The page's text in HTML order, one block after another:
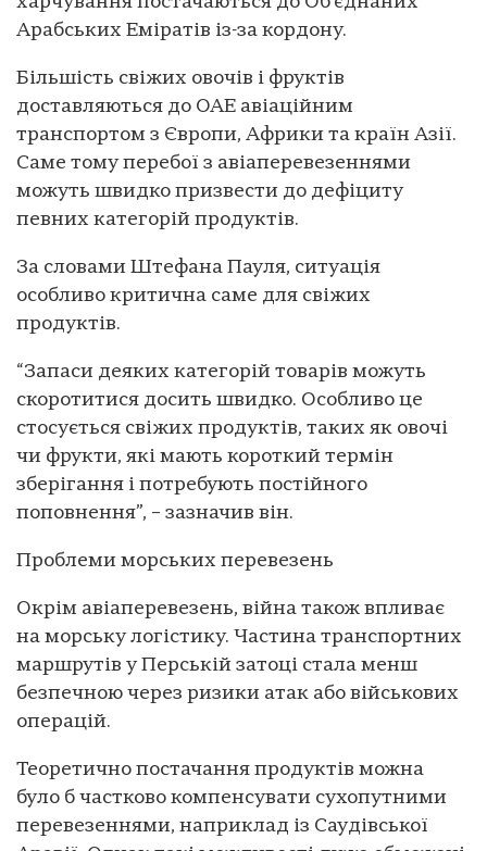
Арабських Еміратів із-за кордону.
Більшість свіжих овочів і фруктів
доставляються до ОАЕ авіаційним
транспортом з Європи, Африки та країн Азії.
Саме тому перебої з авіаперевезеннями
можуть швидко призвести до дефіциту
певних категорій продуктів.
За словами Штефана Пауля, ситуація
особливо критична саме для свіжих
продуктів.
“Запаси деяких категорій товарів можуть
скоротитися досить швидко. Особливо це
стосується свіжих продуктів, таких як овочі
чи фрукти, які мають короткий термін
зберігання і потребують постійного
поповнення”, – зазначив він.
Проблеми морських перевезень
Окрім авіаперевезень, війна також впливає
на морську логістику. Частина транспортних
маршрутів у Перській затоці стала менш
безпечною через ризики атак або військових
операцій.
Теоретично постачання продуктів можна
було б частково компенсувати сухопутними
перевезеннями, наприклад із Саудівської